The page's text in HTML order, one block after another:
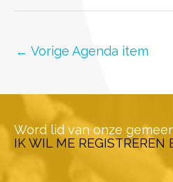
← Vorige Agenda item
Word lid van onze
IK WIL ME REGISTREREN